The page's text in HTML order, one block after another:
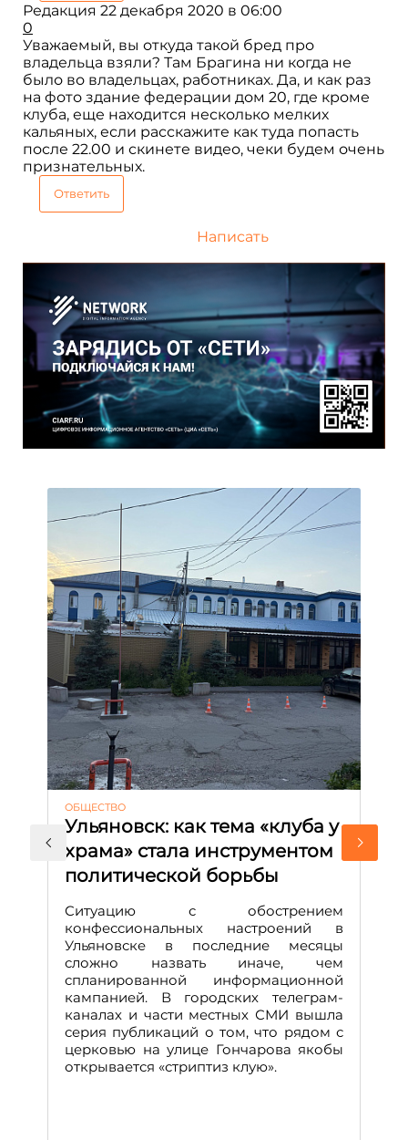
Редакция 22 декабря 2020 в 06:00
0
Уважаемый, вы откуда такой бред про
владельца взяли? Там Брагина ни когда не
было во владельцах, работниках. Да, и как раз
на фото здание федерации дом 20, где кроме
клуба, еще находится несколько мелких
кальяных, если расскажите как туда попасть
после 22.00 и скинете видео, чеки будем очень
признательных.
Ответить
Написать
ОБЩЕСТВО
Ульяновск: как тема «клуба у
храма» стала инструментом
политической борьбы
Ситуацию с обострением
конфессиональных настроений в
Ульяновске в последние месяцы
сложно назвать иначе, чем
спланированной информационной
кампанией. В городских телеграм-
каналах и части местных СМИ вышла
серия публикаций о том, что рядом с
церковью на улице Гончарова якобы
открывается «стриптиз клую».